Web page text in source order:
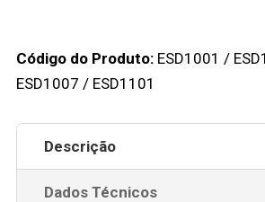
Código do Produto: ESD1001 /
ESD1007 / ESD1101
Descrição
Dados Técnicos